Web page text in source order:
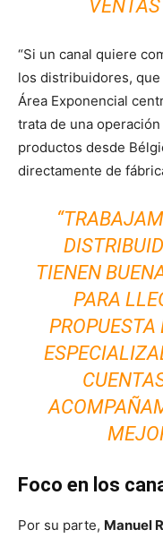
“Si un canal quiere
los distribuidores,
Área Exponencial
trata de una
productos desde
directamente de
TIENEN
PARA
Foco en los
Por su parte, Manuel